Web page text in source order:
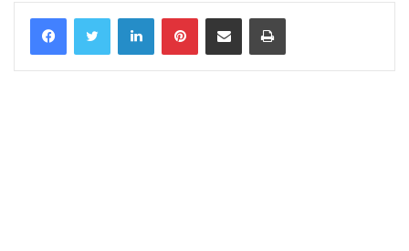
LinkedInPinterestShare via Email Print